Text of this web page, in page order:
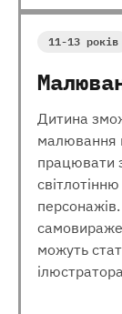
11-13 років
Дитина
малювання
працювати
можуть